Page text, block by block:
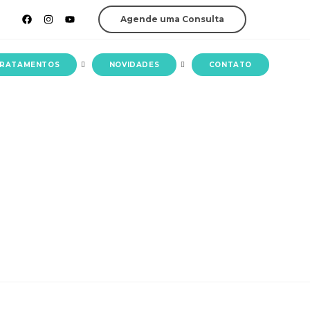
Agende uma Consulta
NOVIDADES CONTATO